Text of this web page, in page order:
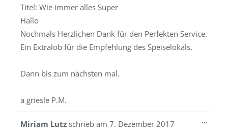
Titel: Wie immer alles Super
Hallo
Nochmals Herzlichen Dank für den Perfekten Service.
Ein Extralob für die Empfehlung des Speiselokals.
Dann bis zum nächsten mal.
a griesle P.M.
Miriam Lutz schrieb am 7. Dezember 2017
...